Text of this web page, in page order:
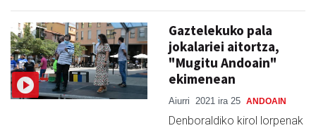
Gaztelekuko pala
jokalariei aitortza,
"Mugitu Andoain"
ekimenean
Aiurri 2021 ira 25 ANDOAIN
Denboraldiko kirol lorpenak